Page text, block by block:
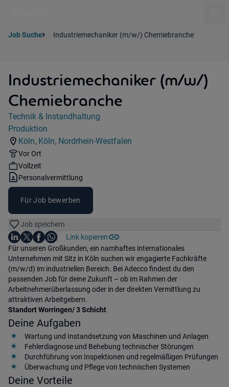
Job Suche Industriemechaniker (m/w/) Chemiebranche
Industriemechaniker (m/w/)
Chemiebranche
Jobdetails
Kategorie:
Technik & Instandhaltung
Industry:
Produktion
Standorte:
Köln,
Standorte:
Köln,
Region:
Nordrhein-Westfalen
Remote Option:
Vor Ort
Workhours:
Vollzeit
Vertragsart:
Personalvermittlung
Für Job bewerben
Job speichern
Teile diesen Job
Auf LinkedIn teilen
Auf X teilen
Auf Facebook teilen
Auf WhatsApp teilen
Link kopieren
Einleitung
Für unseren Großkunden, ein namhaftes internationales
Unternehmen mit Sitz in Köln suchen wir engagierte Fachkräfte
(m/w/d) im industriellen Bereich. Bei Adecco findest du den
passenden Job für deine Zukunft – ob im Rahmen der
Arbeitnehmerüberlassung oder in der direkten Vermittlung zu
attraktiven Arbeitgebern.
Standort Worringen/ 3 Schicht
Deine Aufgaben
Wartung und Instandsetzung von Maschinen und Anlagen
Fehlerdiagnose und Behebung technischer Störungen
Durchführung von Inspektionen und regelmäßigen Prüfungen
Überwachung und Pflege von technischen Systemen
Deine Vorteile